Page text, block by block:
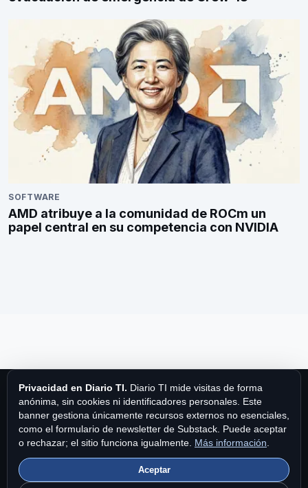
SOFTWARE
AMD atribuye a la comunidad de ROCm un
papel central en su competencia con NVIDIA
Diario TI
Diario TI es una publicación de MPA Publishing International Ltd.
Privacidad en Diario TI. Diario TI mide visitas de forma
anónima, sin cookies ni identificadores personales. Este
banner gestiona únicamente recursos externos no esenciales,
como el formulario de newsletter de Substack. Puede aceptar
o rechazar; el sitio funciona igualmente. Más información
Aceptar